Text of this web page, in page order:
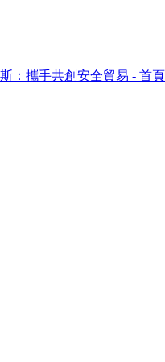
：攜手共創安全貿易 - 首頁